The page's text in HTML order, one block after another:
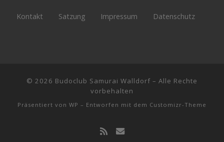
Kontakt Satzung Impressum Datenschutz
© 2026 Budoclub Samurai Walldorf – Alle Rechte
vorbehalten
Präsentiert von WP – Entworfen mit dem Customizr-Theme